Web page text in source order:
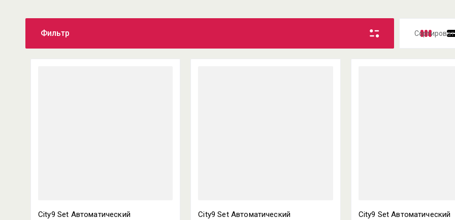
Фильтр
City9 Set Автоматический
City9 Set Автоматический
City9 Set Автоматический